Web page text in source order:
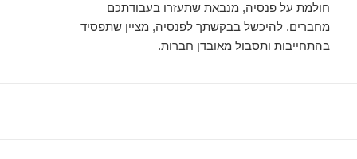
חולמת על פנסיה, מנבאת שתעזרו בעבודתכם
מחברים. להיכשל בבקשתך לפנסיה, מציין שתפסיד
בהתחייבות ותסבול מאובדן חברות.